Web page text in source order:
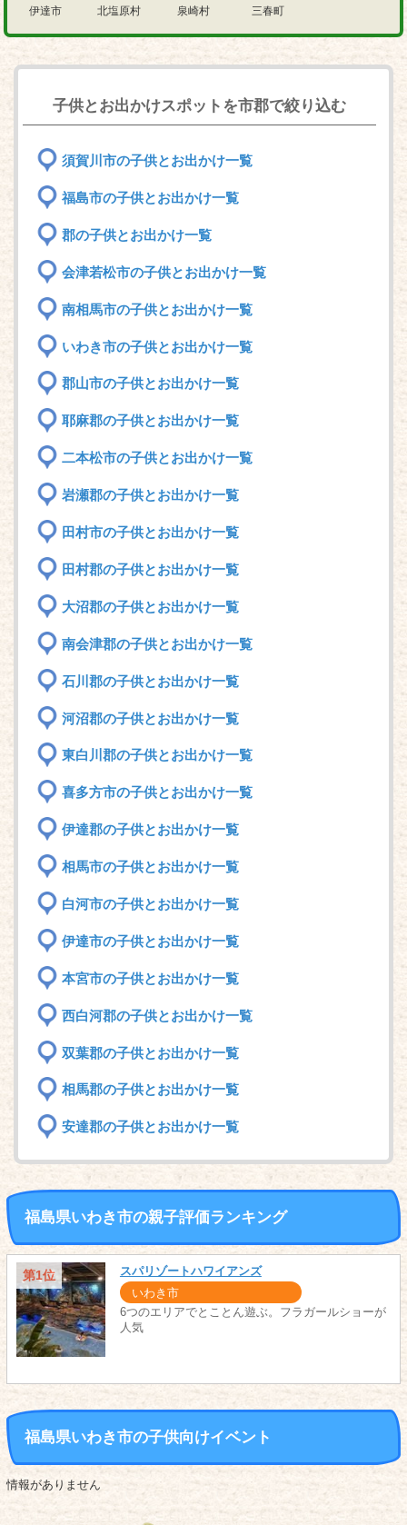
伊達市
北塩原村
泉崎村
三春町
子供とお出かけスポットを市郡で絞り込む
須賀川市の子供とお出かけ一覧
福島市の子供とお出かけ一覧
郡の子供とお出かけ一覧
会津若松市の子供とお出かけ一覧
南相馬市の子供とお出かけ一覧
いわき市の子供とお出かけ一覧
郡山市の子供とお出かけ一覧
耶麻郡の子供とお出かけ一覧
二本松市の子供とお出かけ一覧
岩瀬郡の子供とお出かけ一覧
田村市の子供とお出かけ一覧
田村郡の子供とお出かけ一覧
大沼郡の子供とお出かけ一覧
南会津郡の子供とお出かけ一覧
石川郡の子供とお出かけ一覧
河沼郡の子供とお出かけ一覧
東白川郡の子供とお出かけ一覧
喜多方市の子供とお出かけ一覧
伊達郡の子供とお出かけ一覧
相馬市の子供とお出かけ一覧
白河市の子供とお出かけ一覧
伊達市の子供とお出かけ一覧
本宮市の子供とお出かけ一覧
西白河郡の子供とお出かけ一覧
双葉郡の子供とお出かけ一覧
相馬郡の子供とお出かけ一覧
安達郡の子供とお出かけ一覧
福島県いわき市の親子評価ランキング
第1位 スパリゾートハワイアンズ
いわき市
6つのエリアでとことん遊ぶ。フラガールショーが
人気
福島県いわき市の子供向けイベント
情報がありません